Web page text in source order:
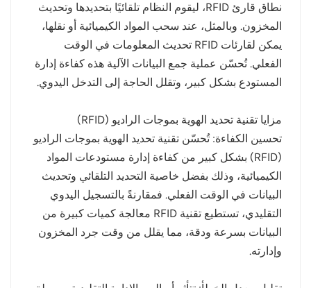
نطاق قارئ RFID، ليقوم النظام تلقائيًا بتحديدها وتحديث
المخزون. وبالمثل، عند سحب المواد الكيميائية أو نقلها،
يمكن لقارئات RFID تحديث المعلومات في الوقت
الفعلي. تُحسّن عملية جمع البيانات الآلية هذه كفاءة إدارة
المستودع بشكل كبير، وتقلل الحاجة إلى التدخل اليدوي.
مزايا تقنية تحديد الهوية بموجات الراديو (RFID)
تحسين الكفاءة: تُحسّن تقنية تحديد الهوية بموجات الراديو
(RFID) بشكل كبير من كفاءة إدارة مستودعات المواد
الكيميائية، وذلك بفضل خاصية التحديد التلقائي وتحديث
البيانات في الوقت الفعلي. فمقارنةً بالتسجيل اليدوي
التقليدي، تستطيع تقنية RFID معالجة كميات كبيرة من
البيانات بسرعة ودقة، مما يقلل من وقت جرد المخزون
وإدارته.